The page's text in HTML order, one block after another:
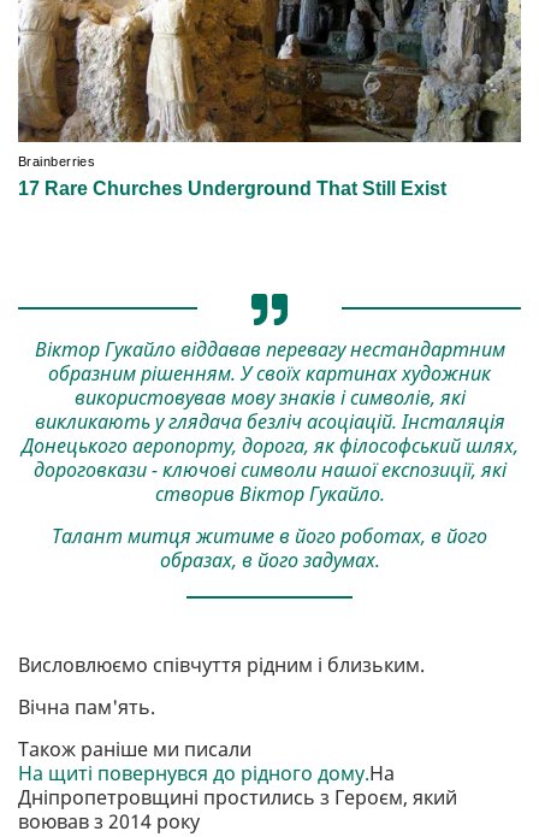
Віктор Гукайло віддавав перевагу нестандартним
образним рішенням. У своїх картинах художник
використовував мову знаків і символів, які
викликають у глядача безліч асоціацій. Інсталяція
Донецького аеропорту, дорога, як філософський шлях,
дороговкази - ключові символи нашої експозиції, які
створив Віктор Гукайло.
Талант митця житиме в його роботах, в його
образах, в його задумах.
Висловлюємо співчуття рідним і близьким.
Вічна пам'ять.
Також раніше ми писали
На щиті повернувся до рідного дому.На
Дніпропетровщині простились з Героєм, який
воював з 2014 року